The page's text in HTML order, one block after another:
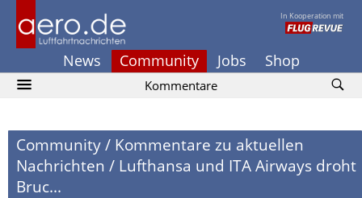
In Kooperation mit
News Community Jobs Shop
Kommentare
Community/ Kommentare zu aktuellen
Nachrichten / Lufthansa und ITA Airways droht
Bruc...